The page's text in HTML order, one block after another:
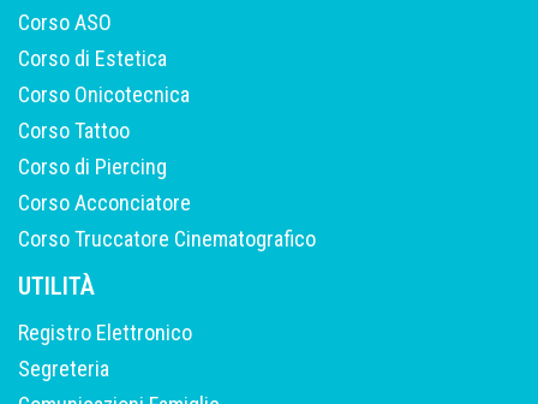
Corso ASO
Corso di Estetica
Corso Onicotecnica
Corso Tattoo
Corso di Piercing
Corso Acconciatore
Corso Truccatore Cinematografico
UTILITÀ
Registro Elettronico
Segreteria